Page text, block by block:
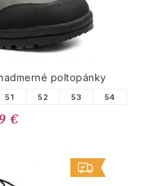
poltopánky
51 52 53 54
€